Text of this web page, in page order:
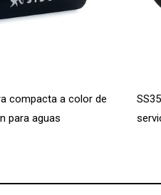
compacta a color de
para aguas